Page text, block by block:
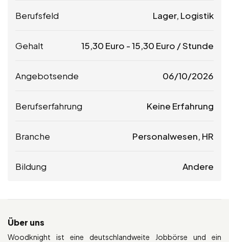
Berufsfeld Lager, Logistik
Gehalt 15,30 Euro -15,30 Euro / Stunde
Angebotsende 06/10/2026
Berufserfahrung Keine Erfahrung
Branche Personalwesen, HR
Bildung Andere
Über uns
Woodknight ist eine deutschlandweite Jobbörse und ein